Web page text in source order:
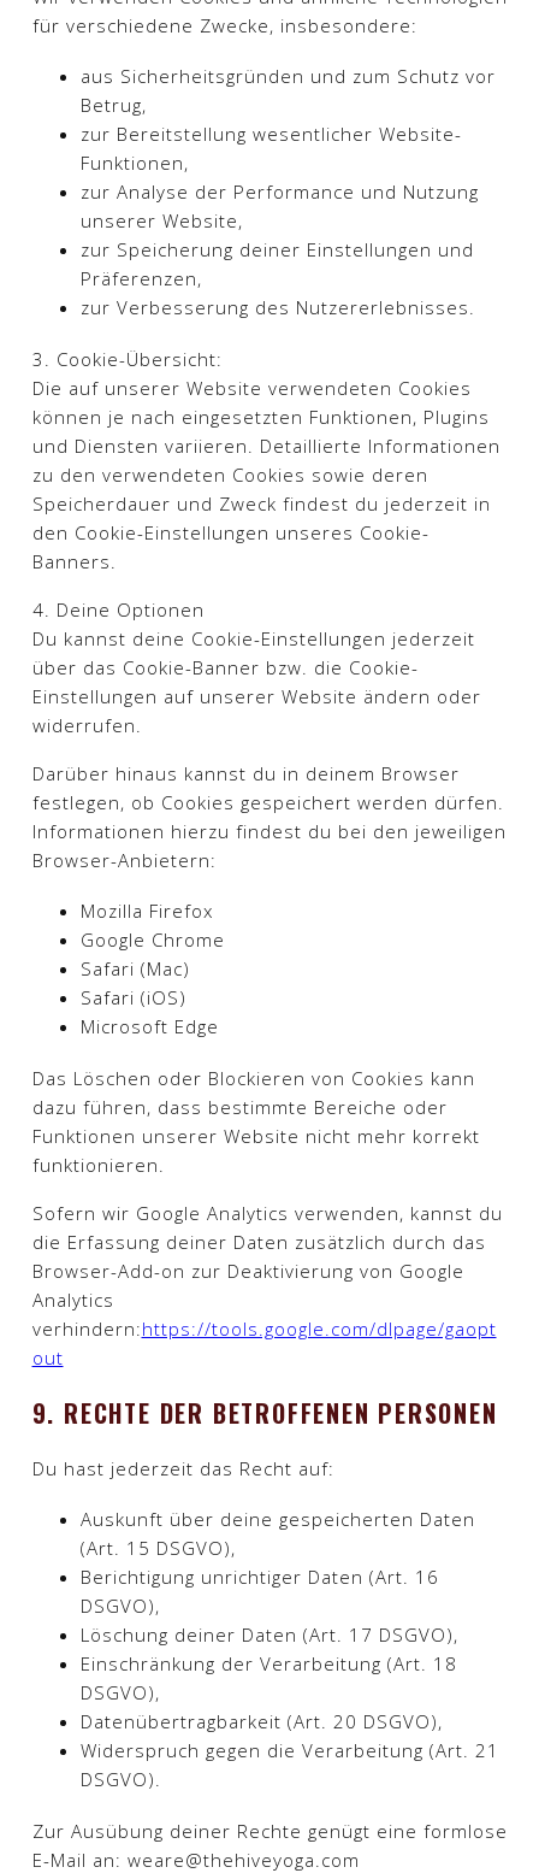
für verschiedene Zwecke, insbesondere:
aus Sicherheitsgründen und zum Schutz vor
Betrug,
zur Bereitstellung wesentlicher Website-
Funktionen,
zur Analyse der Performance und Nutzung
unserer Website,
zur Speicherung deiner Einstellungen und
Präferenzen,
zur Verbesserung des Nutzererlebnisses.
3. Cookie-Übersicht:
Die auf unserer Website verwendeten Cookies
können je nach eingesetzten Funktionen, Plugins
und Diensten variieren. Detaillierte Informationen
zu den verwendeten Cookies sowie deren
Speicherdauer und Zweck findest du jederzeit in
den Cookie-Einstellungen unseres Cookie-
Banners.​
4. Deine Optionen
Du kannst deine Cookie-Einstellungen jederzeit
über das Cookie-Banner bzw. die Cookie-
Einstellungen auf unserer Website ändern oder
widerrufen.
Darüber hinaus kannst du in deinem Browser
festlegen, ob Cookies gespeichert werden dürfen.
Informationen hierzu findest du bei den jeweiligen
Browser-Anbietern:
Mozilla Firefox
Google Chrome
Safari (Mac)
Safari (iOS)
Microsoft Edge
Das Löschen oder Blockieren von Cookies kann
dazu führen, dass bestimmte Bereiche oder
Funktionen unserer Website nicht mehr korrekt
funktionieren.
Sofern wir Google Analytics verwenden, kannst du
die Erfassung deiner Daten zusätzlich durch das
Browser-Add-on zur Deaktivierung von Google
Analytics
verhindern:https://tools.google.com/dlpage/gaopt
out
9. RECHTE DER BETROFFENEN PERSONEN
Du hast jederzeit das Recht auf:
Auskunft über deine gespeicherten Daten
(Art. 15 DSGVO),
Berichtigung unrichtiger Daten (Art. 16
DSGVO),
Löschung deiner Daten (Art. 17 DSGVO),
Einschränkung der Verarbeitung (Art. 18
DSGVO),
Datenübertragbarkeit (Art. 20 DSGVO),
Widerspruch gegen die Verarbeitung (Art. 21
DSGVO).
Zur Ausübung deiner Rechte genügt eine formlose
E-Mail an: weare@thehiveyoga.com​